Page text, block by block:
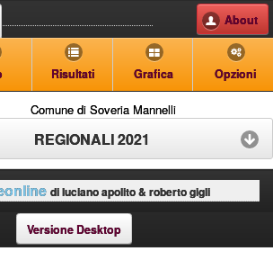
About
Risultati Grafica Opzioni
Comune di Soveria Mannelli
REGIONALI 2021
di luciano apolito & roberto gigli
Versione Desktop